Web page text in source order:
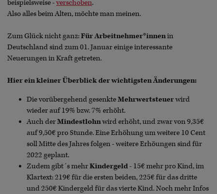
beispielsweise -verschoben.
Also alles beim Alten, möchte man meinen.
Zum Glück nicht ganz:Für Arbeitnehmer*innenin
Deutschland sind zum 01. Januar einige interessante
Neuerungen in Kraft getreten.
Hier ein kleiner Überblick der wichtigsten Änderungen:
Die vorübergehend gesenkteMehrwertsteuerwird
wieder auf 19% bzw. 7% erhöht.
Auch derMindestlohnwird erhöht, und zwar von 9,35€
auf 9,50€ pro Stunde. Eine Erhöhung um weitere 10 Cent
soll Mitte des Jahres folgen - weitere Erhöungen sind für
2022 geplant.
Zudem gibt´s mehrKindergeld- 15€ mehr pro Kind, im
Klartext: 219€ für die ersten beiden, 225€ für das dritte
und 250€ Kindergeld für das vierte Kind. Noch mehr Infos